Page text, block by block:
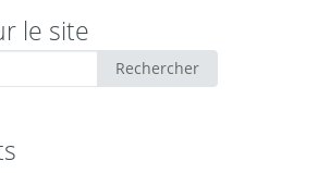
le site
Rechercher